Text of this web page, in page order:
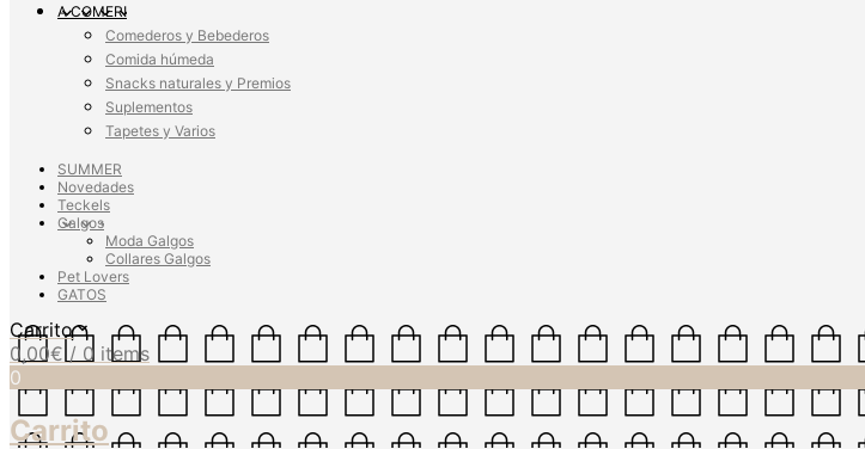
A COMER!
Comederos y Bebederos
Comida húmeda
Snacks naturales y Premios
Suplementos
Tapetes y Varios
SUMMER
Novedades
Teckels
Galgos
Moda Galgos
Collares Galgos
Pet Lovers
GATOS
Carrito
0,00€ / 0 items
0
Carrito